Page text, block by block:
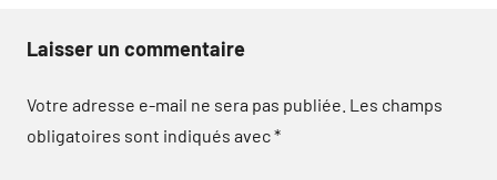
Laisser un commentaire
Votre adresse e-mail ne sera pas publiée. Les champs
obligatoires sont indiqués avec*